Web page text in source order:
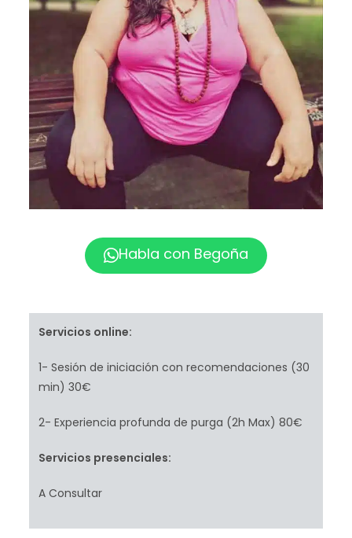
Habla con Begoña
Servicios online:
1- Sesión de iniciación con recomendaciones (30
min) 30€
2- Experiencia profunda de purga (2h Max) 80€
Servicios presenciales:
A Consultar